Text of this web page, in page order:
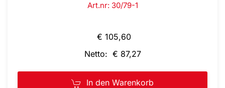
Art.nr: 30/79-1
€ 105,60
Netto: € 87,27
In den Warenkorb